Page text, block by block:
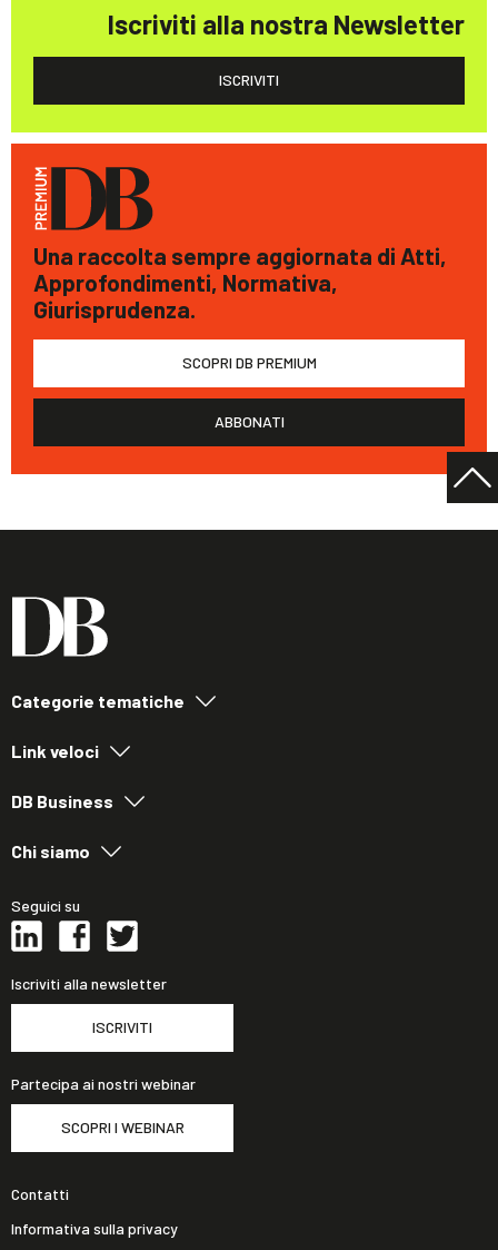
Iscriviti alla nostra Newsletter
ISCRIVITI
Una raccolta sempre aggiornata di Atti,
Approfondimenti, Normativa,
Giurisprudenza.
SCOPRI DB PREMIUM
ABBONATI
Categorie tematiche
Link veloci
DB Business
Chi siamo
Seguici su
Iscriviti alla newsletter
ISCRIVITI
Partecipa ai nostri webinar
SCOPRI I WEBINAR
Contatti
Informativa sulla privacy